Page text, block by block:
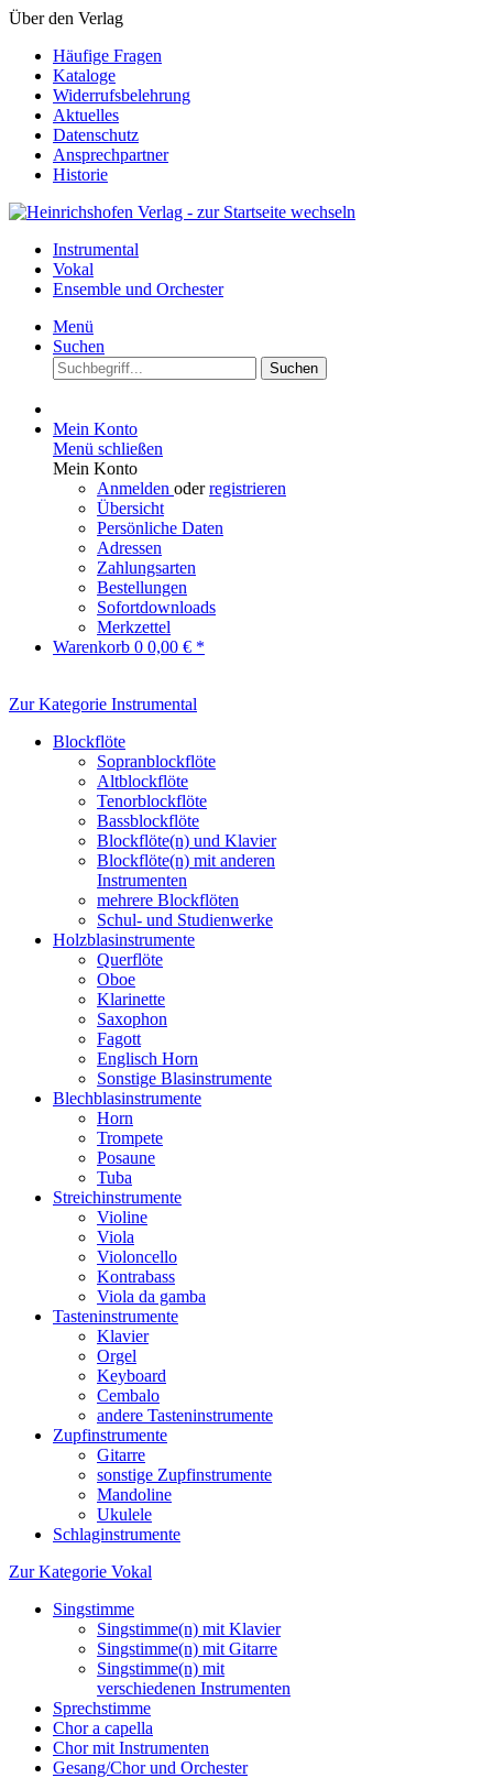
Über den Verlag
Häufige Fragen
Kataloge
Widerrufsbelehrung
Aktuelles
Datenschutz
Ansprechpartner
Historie
Instrumental
Vokal
Ensemble und Orchester
Menü
Suchen
Suchen
Mein Konto
Menü schließen
Mein Konto
Anmelden oderregistrieren
Übersicht
Persönliche Daten
Adressen
Zahlungsarten
Bestellungen
Sofortdownloads
Merkzettel
Warenkorb 0 0,00 € *
Zur Kategorie Instrumental
Blockflöte
Sopranblockflöte
Altblockflöte
Tenorblockflöte
Bassblockflöte
Blockflöte(n) und Klavier
Blockflöte(n) mit anderen
Instrumenten
mehrere Blockflöten
Schul- und Studienwerke
Holzblasinstrumente
Querflöte
Oboe
Klarinette
Saxophon
Fagott
Englisch Horn
Sonstige Blasinstrumente
Blechblasinstrumente
Horn
Trompete
Posaune
Tuba
Streichinstrumente
Violine
Viola
Violoncello
Kontrabass
Viola da gamba
Tasteninstrumente
Klavier
Orgel
Keyboard
Cembalo
andere Tasteninstrumente
Zupfinstrumente
Gitarre
sonstige Zupfinstrumente
Mandoline
Ukulele
Schlaginstrumente
Zur Kategorie Vokal
Singstimme
Singstimme(n) mit Klavier
Singstimme(n) mit Gitarre
Singstimme(n) mit
verschiedenen Instrumenten
Sprechstimme
Chor a capella
Chor mit Instrumenten
Gesang/Chor und Orchester